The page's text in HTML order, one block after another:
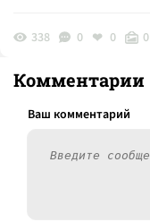
338 0 0 0
Комментарии